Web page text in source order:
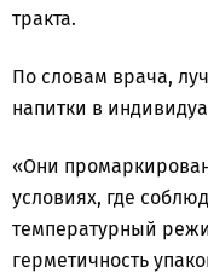
тракта.
По словам врача,
напитки в
«Они
условиях, где
температурный
герметичность